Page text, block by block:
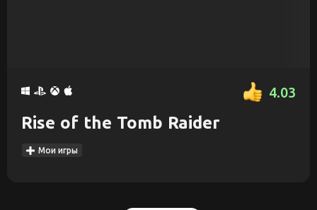
4.03
Rise of the Tomb Raider
Мои игры